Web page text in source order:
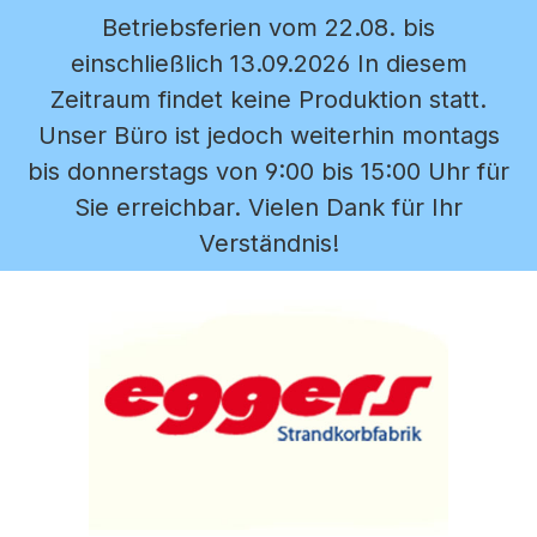
Zum Hauptinhalt springen
Betriebsferien vom 22.08. bis
einschließlich 13.09.2026 In diesem
Zeitraum findet keine Produktion statt.
Unser Büro ist jedoch weiterhin montags
bis donnerstags von 9:00 bis 15:00 Uhr für
Sie erreichbar. Vielen Dank für Ihr
Verständnis!